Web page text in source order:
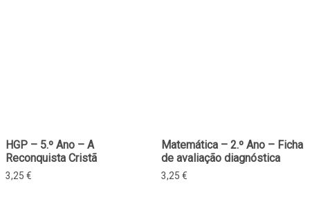
HGP – 5.º Ano – A
Reconquista Cristã
3,25 €
Matemática – 2.º Ano – Ficha
de avaliação diagnóstica
3,25 €